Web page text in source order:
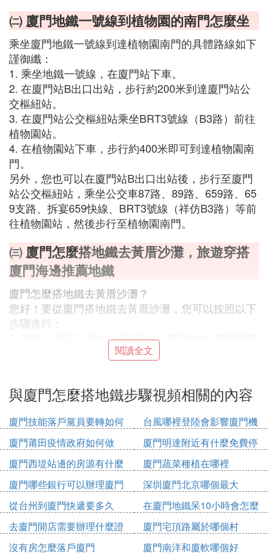
㈡ 廈門地鐵一號線到植物園的南門怎麼坐
乘坐廈門地鐵一號線到達植物園南門的具體路線如下
謹御纖：
1. 乘坐地鐵一號線，在廈門站下車。
2. 在廈門站B出口出站，步行約200米到達廈門站公
交樞紐站。
3. 在廈門站公交樞紐站乘坐BRT3號線（B3路）前往
植物園站。
4. 在植物園站下車，步行約400米即可到達植物園南
門。
另外，您也可以在廈門站B出口出站後，步行至廈門
站公交樞紐站，乘坐公交車87路、89路、659路、65
9支路、拆宴659快線、BRT3號線（祥仿B3路）等前
往植物園站，然後步行至植物園南門。
㈢ 廈門怎麼搭地鐵去黃厝沙灘，旅遊穿搭
廈門海邊推薦地鐵
廈門怎麼搭地鐵去黃厝沙灘？
您好！要從廈門搭地鐵去黃厝沙灘，您可以按照以下
步驟進行：
1. 首先，您可以乘坐地鐵2號線（廈門北站-廈門國際
會展中心）到達集美大學站。
3. 在集美學村公交站，您可以乘坐公交車L22路（集
希望這些信息對您有所幫助！如果您還有其他問題，
我會盡力回答。
如果你是在島外，首先要先搭地鐵到呂厝，呂厝地鐵
站到高崎地鐵坐1號線。您需要在呂厝地鐵乘坐一號
線（岩內方向）乘坐五站，在高崎地鐵站下車即可。
票價三元，全程15分鍾。班車時間：首 6:35 末23:1
4。
五緣灣地鐵哪個出口是海邊？
五緣灣地鐵站是廈門地鐵2號線的一座車站，位於廈
閱讀全文
與廈門怎麼搭地鐵步驟視頻相關的內容
廈門技能落戶黨員要轉如何
辦理
台風哪裡登陸會影響廈門機
場
廈門莆田疫情政府如何做
廈門明達附近有什麼免費停
車位
廈門西堤站邊的房源有什麼
廈門蔬菜種植在哪裡
廈門哪些銀行可以辦理廈門
市民卡
深圳廈門北京哪個最大
從台州到廈門快遞要多久
在廈門地鐵呆10小時會怎麼
收費
去廈門開店需要辦理什麼證
件
廈門宅頂路屬於哪個村
沒有房怎麼落戶廈門
廈門南洋和廈軟哪個好